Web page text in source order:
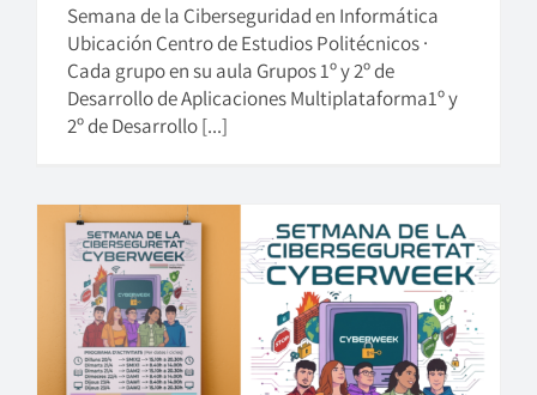
Semana de la Ciberseguridad en Informática
Ubicación Centro de Estudios Politécnicos ·
Cada grupo en su aula Grupos 1º y 2º de
Desarrollo de Aplicaciones Multiplataforma1º y
2º de Desarrollo [...]